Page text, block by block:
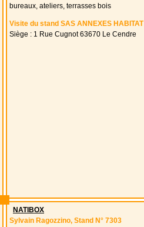
bureaux, ateliers, terrasses bois
Visite du stand SAS ANNEXES HABITAT
Siège : 1 Rue Cugnot 63670 Le Cendre
NATIBOX
Sylvain Ragozzino, Stand N° 7303